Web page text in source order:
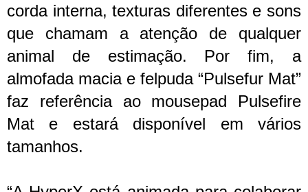
corda interna, texturas diferentes e sons
que chamam a atenção de qualquer
animal de estimação. Por fim, a
almofada macia e felpuda “Pulsefur Mat”
faz referência ao mousepad Pulsefire
Mat e estará disponível em vários
tamanhos.